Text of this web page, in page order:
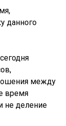
данного
между
время
не деление